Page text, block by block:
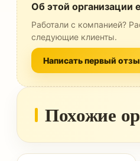
Об этой организации
Работали с компанией?
следующие клиенты.
Написать первый
Похожие